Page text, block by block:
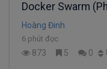
Docker Swarm
Docker Swarm)
Hoàng Đinh
6 phút đọc
873 5 0